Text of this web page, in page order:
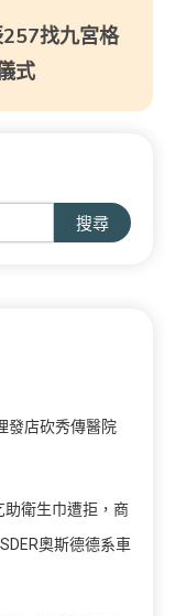
找九宮格
式
搜尋
發店砍秀傳醫院
助衛生巾遭拒，商
奧斯德德系車